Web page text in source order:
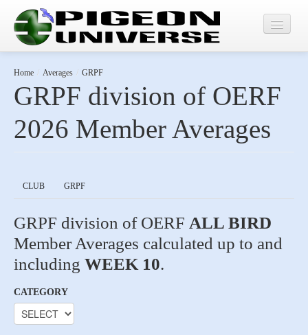
Results
Averages
Home / Averages / GRPF
GRPF division of OERF
2026 Member Averages
CLUB GRPF
GRPF division of OERF ALL BIRD
Member Averages calculated up to and
including WEEK 10.
CATEGORY